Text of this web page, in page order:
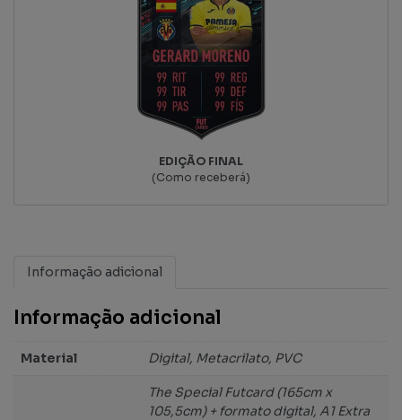
EDIÇÃO FINAL
(Como receberá)
Informação adicional
Informação adicional
Material Digital, Metacrilato, PVC
The Special Futcard (165cm x
105,5cm) + formato digital, A1 Extra